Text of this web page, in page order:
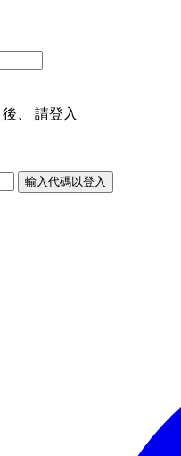
後、 請登入
輸入代碼以登入